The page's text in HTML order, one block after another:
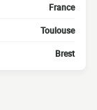
France
Toulouse
Brest